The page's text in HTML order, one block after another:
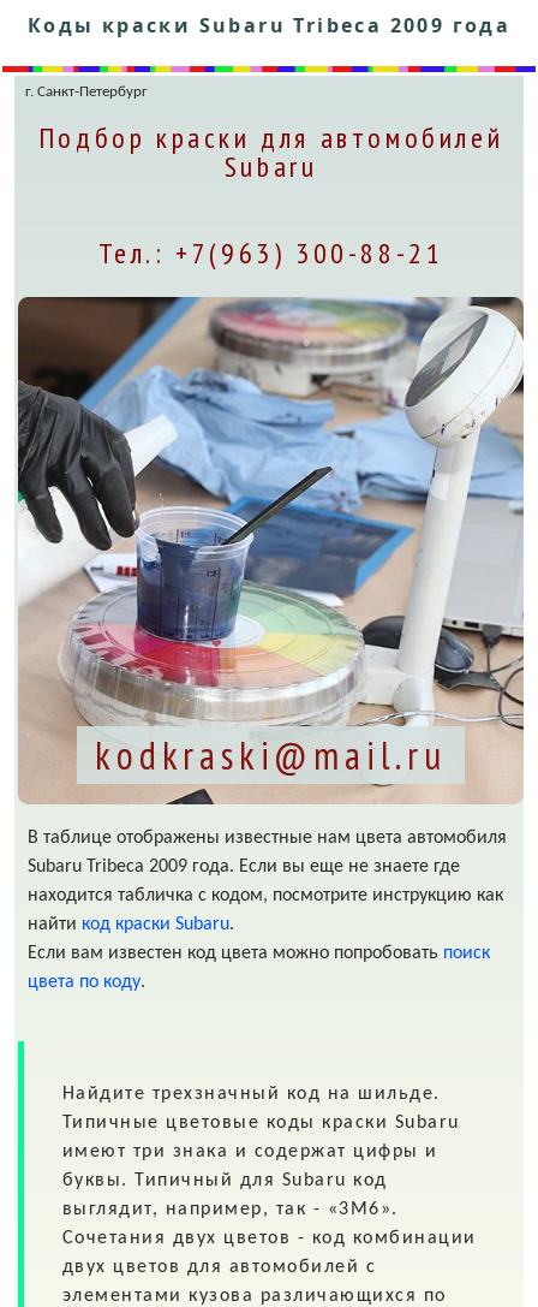
Коды краски Subaru Tribeca 2009 года
г. Санкт-Петербург
Подбор краски для автомобилей
Subaru
Тел.: +7(963) 300-88-21
kodkraski@mail.ru
В таблице отображены известные нам цвета автомобиля
Subaru Tribeca 2009 года. Если вы еще не знаете где
находится табличка с кодом, посмотрите инструкцию как
найти код краски Subaru.
Если вам известен код цвета можно попробовать поиск
цвета по коду.
Найдите трехзначный код на шильде.
Типичные цветовые коды краски Subaru
имеют три знака и содержат цифры и
буквы. Типичный для Subaru код
выглядит, например, так - «3M6».
Сочетания двух цветов - код комбинации
двух цветов для автомобилей с
элементами кузова различающихся по